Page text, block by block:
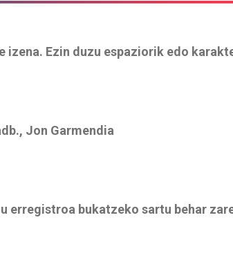
izena. Ezin duzu espaziorik edo
Jon Garmendia
erregistroa bukatzeko sartu behar